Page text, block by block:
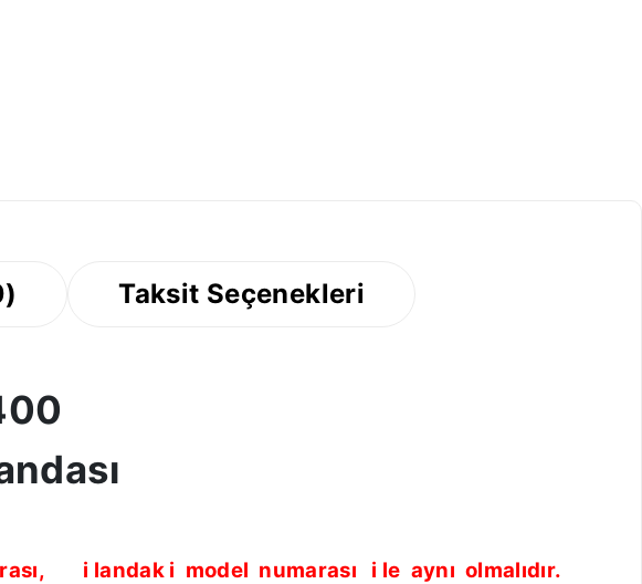
Taksit Seçenekleri
i landak i model numarası i le aynı olmalıdır.